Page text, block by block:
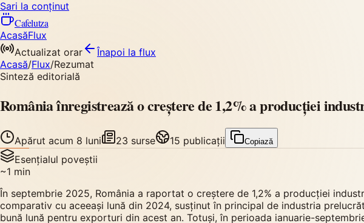
Sari la conținut
Cafelutza
AcasăFlux
Actualizat orar
Înapoi la flux
Acasă/Flux/Rezumat
Sinteză editorială
România înregistrează o creștere de 1,2% a producției
Apărut acum 8 luni 23 surse 15 publicații Copiază
Esențialul poveștii
~1 min
În septembrie 2025, România a raportat o creștere de 1,2% a producției
comparativ cu aceeași lună din 2024, susținut în principal de industria
bună lună pentru exporturi din acest an. Totuși, în perioada ianuarie-